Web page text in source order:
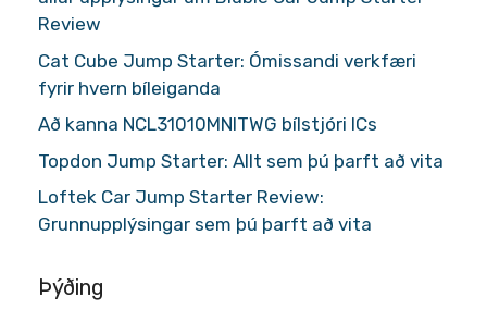
Review
Cat Cube Jump Starter: Ómissandi verkfæri
fyrir hvern bíleiganda
Að kanna NCL31010MNITWG bílstjóri ICs
Topdon Jump Starter: Allt sem þú þarft að vita
Loftek Car Jump Starter Review:
Grunnupplýsingar sem þú þarft að vita
Þýðing